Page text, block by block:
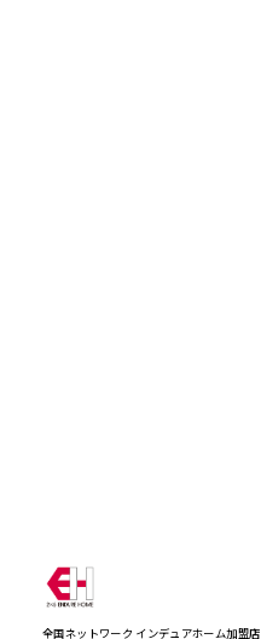
全国ネットワーク インデュアホーム加盟店